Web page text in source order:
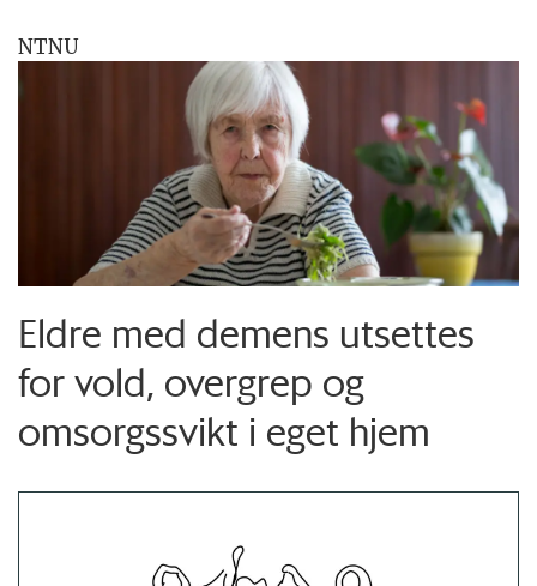
NTNU
Eldre med demens utsettes
for vold, overgrep og
omsorgssvikt i eget hjem